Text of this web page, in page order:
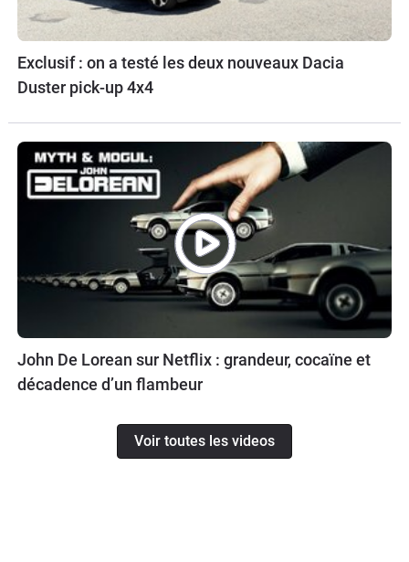
Exclusif : on a testé les deux nouveaux Dacia
Duster pick-up 4x4
John De Lorean sur Netflix : grandeur, cocaïne et
décadence d’un flambeur
Voir toutes les videos